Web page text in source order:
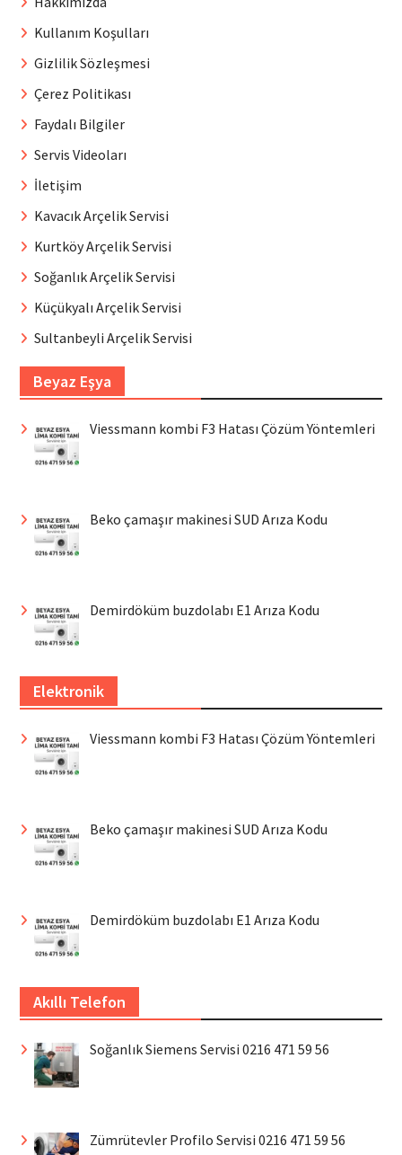
Kullanım Koşulları
Gizlilik Sözleşmesi
Çerez Politikası
Faydalı Bilgiler
Servis Videoları
İletişim
Kavacık Arçelik Servisi
Kurtköy Arçelik Servisi
Soğanlık Arçelik Servisi
Küçükyalı Arçelik Servisi
Sultanbeyli Arçelik Servisi
Beyaz Eşya
Viessmann kombi F3 Hatası Çözüm Yöntemleri
Beko çamaşır makinesi SUD Arıza Kodu
Demirdöküm buzdolabı E1 Arıza Kodu
Elektronik
Viessmann kombi F3 Hatası Çözüm Yöntemleri
Beko çamaşır makinesi SUD Arıza Kodu
Demirdöküm buzdolabı E1 Arıza Kodu
Akıllı Telefon
Soğanlık Siemens Servisi 0216 471 59 56
Zümrütevler Profilo Servisi 0216 471 59 56